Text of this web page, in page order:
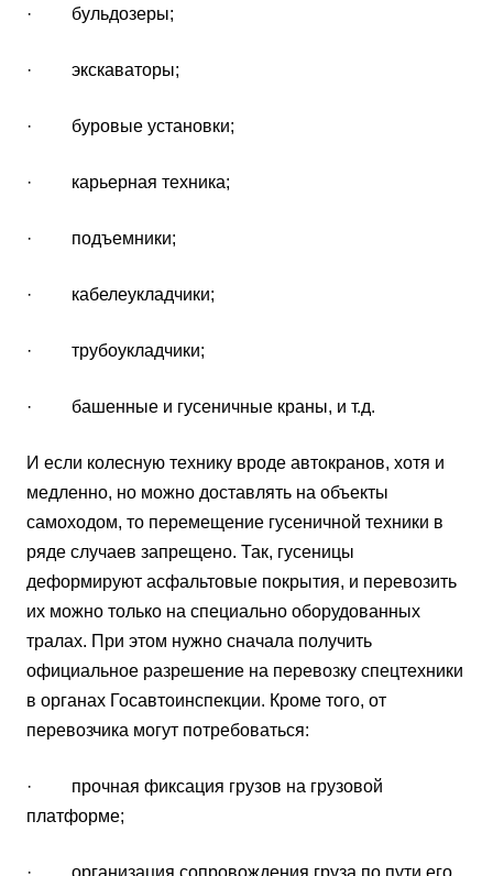
· бульдозеры;
· экскаваторы;
· буровые установки;
· карьерная техника;
· подъемники;
· кабелеукладчики;
· трубоукладчики;
· башенные и гусеничные краны, и т.д.
И если колесную технику вроде автокранов, хотя и
медленно, но можно доставлять на объекты
самоходом, то перемещение гусеничной техники в
ряде случаев запрещено. Так, гусеницы
деформируют асфальтовые покрытия, и перевозить
их можно только на специально оборудованных
тралах. При этом нужно сначала получить
официальное разрешение на перевозку спецтехники
в органах Госавтоинспекции. Кроме того, от
перевозчика могут потребоваться:
· прочная фиксация грузов на грузовой
платформе;
· организация сопровождения груза по пути его